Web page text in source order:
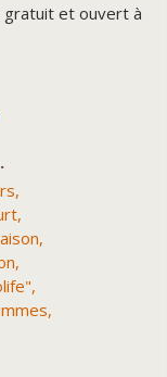
gratuit et ouvert à